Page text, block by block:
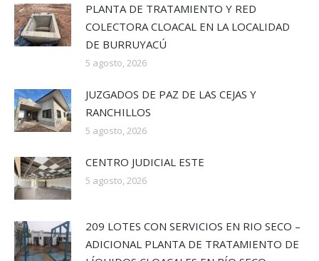
PLANTA DE TRATAMIENTO Y RED
COLECTORA CLOACAL EN LA LOCALIDAD
DE BURRUYACÚ
5 agosto, 2026
JUZGADOS DE PAZ DE LAS CEJAS Y
RANCHILLOS
5 agosto, 2026
CENTRO JUDICIAL ESTE
5 agosto, 2026
209 LOTES CON SERVICIOS EN RIO SECO –
ADICIONAL PLANTA DE TRATAMIENTO DE